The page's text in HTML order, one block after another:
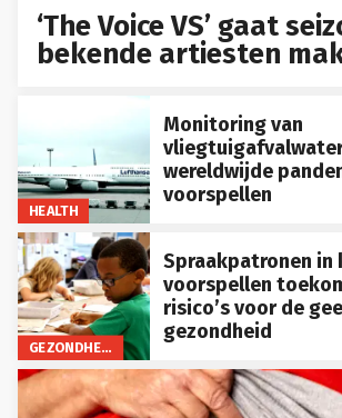
‘The Voice VS’ gaat
bekende artiesten
HEALTH
Monitoring van
wereldwijde
voorspellen
GEZONDHEID
Spraakpatronen
voorspellen
risico’s voor de
gezondheid